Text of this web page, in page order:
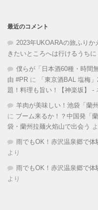
最近のコメント
2023年UKOARAの旅ふりか
きたいところへは行けるうち
僕らが「日本酒60種・時間
由 #PR に
「東京酒BAL 塩梅
題！料理も旨い！【神楽坂】 -
羊肉が美味しい！池袋「蘭
に ブーム来るか！？中国発「
袋・蘭州拉麺火焰山で出会う
雨でもOK！赤沢温泉郷で
より
雨でもOK！赤沢温泉郷で
より